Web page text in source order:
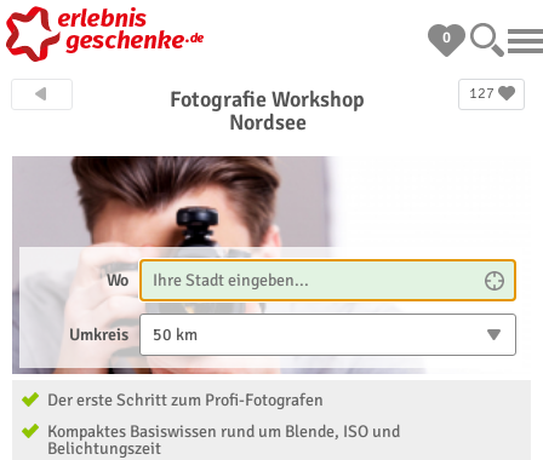
0
127
Fotografie Workshop
Nordsee
Wo
Umkreis 50 km
Der erste Schritt zum Profi-Fotografen
Kompaktes Basiswissen rund um Blende, ISO und
Belichtungszeit